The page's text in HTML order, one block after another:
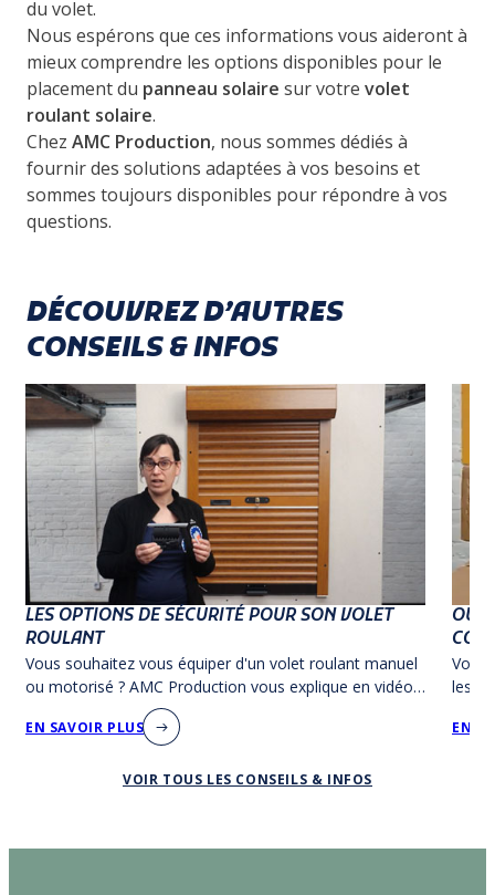
du volet.
Nous espérons que ces informations vous aideront à
mieux comprendre les options disponibles pour le
placement du panneau solaire sur votre volet
roulant solaire.
Chez AMC Production, nous sommes dédiés à
fournir des solutions adaptées à vos besoins et
sommes toujours disponibles pour répondre à vos
questions.
DÉCOUVREZ D’AUTRES
CONSEILS & INFOS
LES OPTIONS DE SÉCURITÉ POUR SON VOLET
ROULANT
Vous souhaitez vous équiper d'un volet roulant manuel
ou motorisé ? AMC Production vous explique en vidéo
toutes les options disponibles pour le sécuriser !
EN SAVOIR PLUS
OÙ
Vous
les
EN
VOIR TOUS LES CONSEILS & INFOS